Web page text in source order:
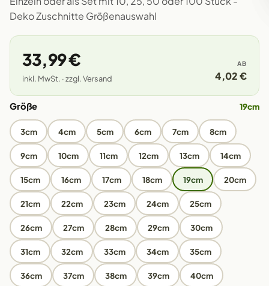
Deko Zuschnitte Größenauswahl
33,99 €
inkl. MwSt. · zzgl. Versand
AB
4,02 €
Größe 19cm
3cm 4cm 5cm 6cm 7cm 8cm
9cm 10cm 11cm 12cm 13cm 14cm
15cm 16cm 17cm 18cm 19cm 20cm
21cm 22cm 23cm 24cm 25cm
26cm 27cm 28cm 29cm 30cm
31cm 32cm 33cm 34cm 35cm
36cm 37cm 38cm 39cm 40cm